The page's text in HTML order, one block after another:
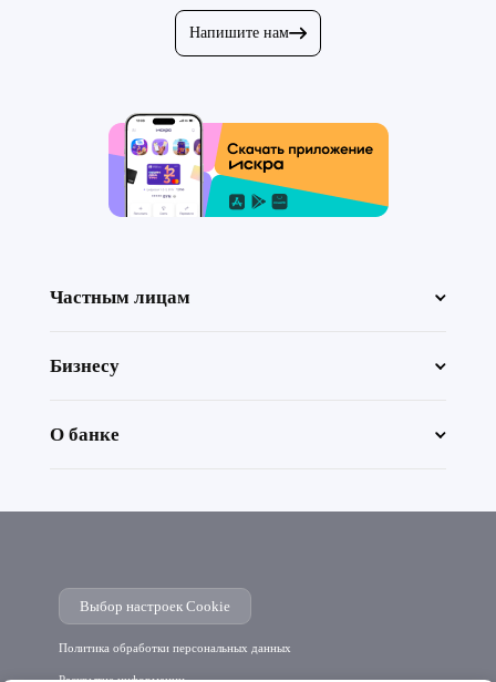
Напишите нам
Частным лицам
Бизнесу
О банке
Выбор настроек Cookie
Политика обработки персональных данных